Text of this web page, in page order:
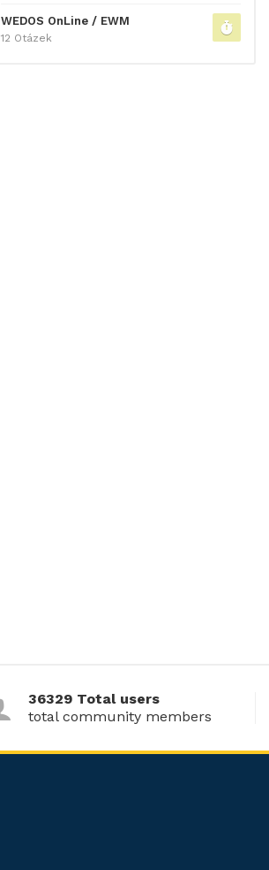
WEDOS OnLine / EWM
12 Otázek
36329 Total users
total community members